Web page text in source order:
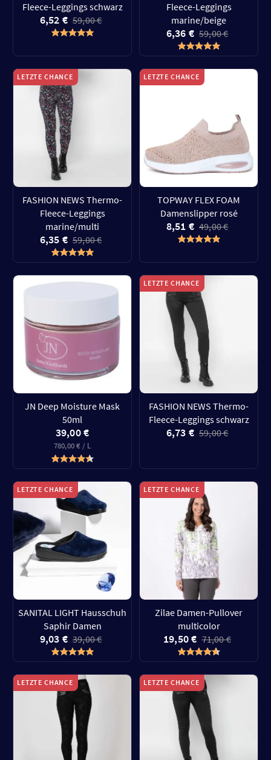
Fleece-Leggings schwarz
6,52 € 59,00 €
Fleece-Leggings
marine/beige
6,36 € 59,00 €
LETZTE CHANCE
FASHION NEWS Thermo-
Fleece-Leggings
marine/multi
6,35 € 59,00 €
LETZTE CHANCE
TOPWAY FLEX FOAM
Damenslipper rosé
8,51 € 49,00 €
JN Deep Moisture Mask
50ml
39,00 €
780,00 € / L
LETZTE CHANCE
FASHION NEWS Thermo-
Fleece-Leggings schwarz
6,73 € 59,00 €
LETZTE CHANCE
SANITAL LIGHT Hausschuh
Saphir Damen
9,03 € 39,00 €
LETZTE CHANCE
Zilae Damen-Pullover
multicolor
19,50 € 71,00 €
LETZTE CHANCE LETZTE CHANCE